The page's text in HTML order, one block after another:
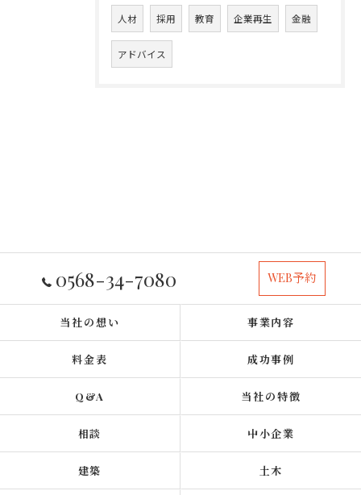
人材 採用 教育 企業再生 金融
アドバイス
0568-34-7080 WEB予約
当社の想い 事業内容
料金表 成功事例
Q&A 当社の特徴
相談 中小企業
建築 土木